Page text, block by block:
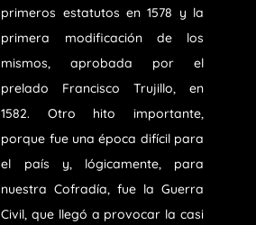
primeros estatutos en 1578 y la
primera modificación de los
mismos, aprobada por el
prelado Francisco Trujillo, en
1582. Otro hito importante,
porque fue una época difícil para
el país y, lógicamente, para
nuestra Cofradía, fue la Guerra
Civil, que llegó a provocar la casi